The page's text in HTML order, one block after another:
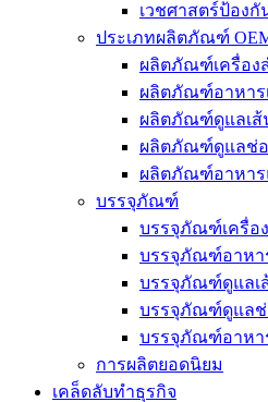
เวชศาสตร์ป้องกั
ประเภทผลิตภัณฑ์
ผลิตภัณฑ์เครื่อง
ผลิตภัณฑ์อาหาร
ผลิตภัณฑ์ดูแลเส้
ผลิตภัณฑ์ดูแลช่อ
ผลิตภัณฑ์อาหาร
บรรจุภัณฑ์
บรรจุภัณฑ์เครื่อ
บรรจุภัณฑ์อาหา
บรรจุภัณฑ์ดูแลเ
บรรจุภัณฑ์ดูแลช่
บรรจุภัณฑ์อาหา
การผลิตยอดนิยม
เคล็ดลับทำธุรกิจ